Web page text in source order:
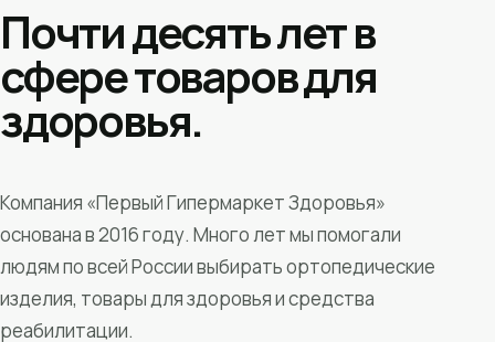
Почти десять лет в
сфере товаров для
здоровья.
Компания «Первый Гипермаркет Здоровья»
основана в 2016 году. Много лет мы помогали
людям по всей России выбирать ортопедические
изделия, товары для здоровья и средства
реабилитации.